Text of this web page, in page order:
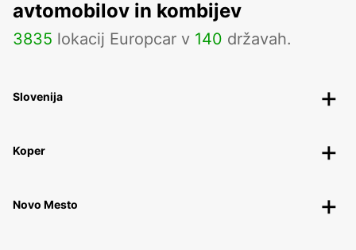
avtomobilov in kombijev
3835 lokacij Europcar v 140 državah.
Slovenija
Koper
Novo Mesto